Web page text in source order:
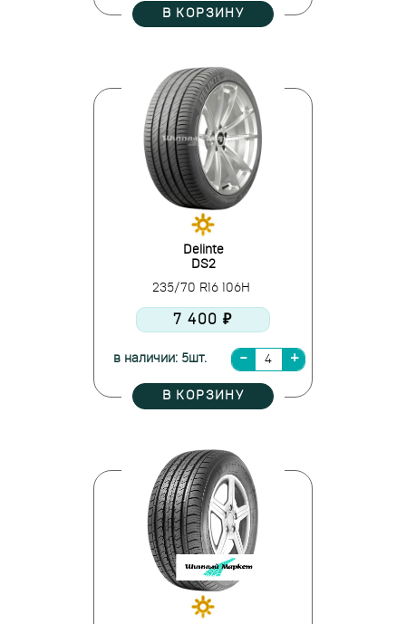
В КОРЗИНУ
Delinte
DS2
235/70 R16 106H
7 400 ₽
в наличии: 5шт.
В КОРЗИНУ